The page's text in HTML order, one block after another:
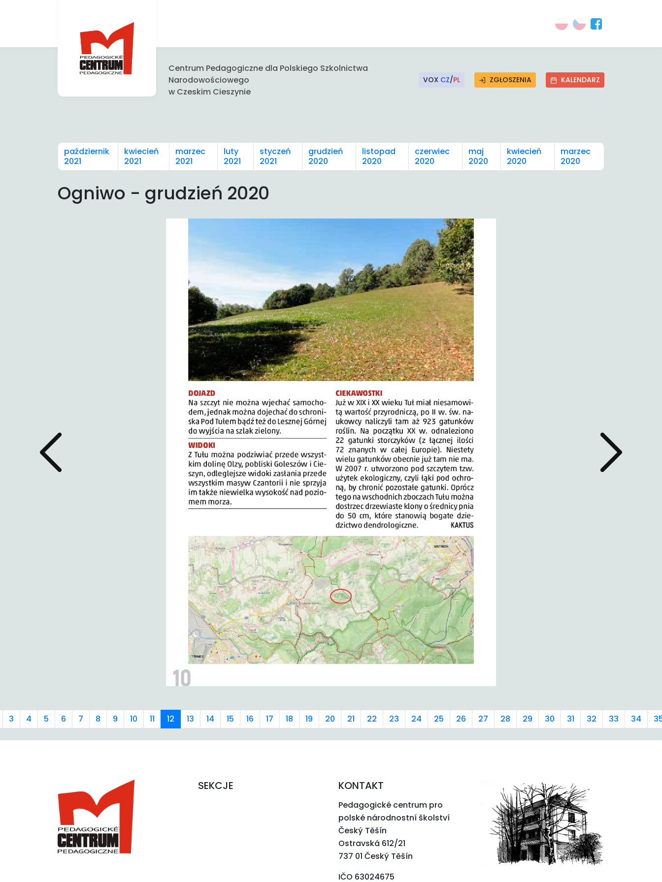
Centrum Pedagogiczne dla Polskiego Szkolnictwa
Narodowościowego
w Czeskim Cieszynie
VOX CZ/PL ZGŁOSZENIA KALENDARZ
październik
2021
kwiecień
2021
marzec
2021
luty
2021
styczeń
2021
grudzień
2020
listopad
2020
czerwiec
2020
maj
2020
kwiecień
2020
marzec
2020
Ogniwo - grudzień 2020
3 4 5 6 7 8 9 10 11 12 13 14 15 16 17 18 19 20 21 22 23 24 25 26 27 28 29 30 31 32 33 34
SEKCJE KONTAKT
Pedagogické centrum pro
polské národnostní školství
Český Těšín
Ostravská 612/21
737 01 Český Těšín
IČO 63024675